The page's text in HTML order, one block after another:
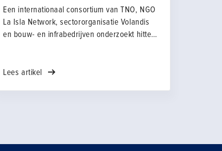
Een internationaal consortium van TNO, NGO
La Isla Network, sectororganisatie Volandis
en bouw- en infrabedrijven onderzoekt hitte
brengen hoe de risico's hiervan voor
Lees artikel